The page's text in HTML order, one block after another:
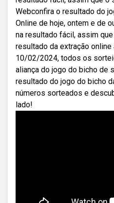
Webconfira o resultado do
Online de hoje, ontem e de
na resultado fácil, assim
resultado da extração
10/02/2024, todos os
aliança do jogo do bicho de
resultado do jogo do bicho
números sorteados e
lado!